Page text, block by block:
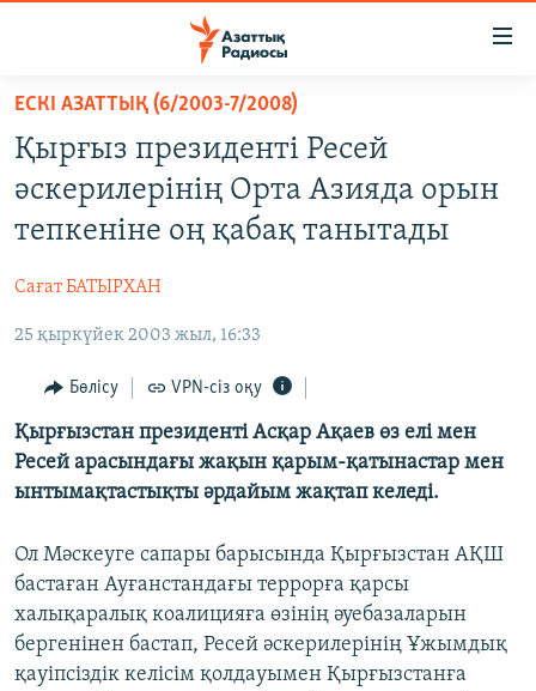
Skip
main
content
main
Skip
Search
САЯСАТ
AZATTYQTV
АДАМ ҚҰҚЫҚТАРЫ
ӘЛЕУМЕТ
ӘЛЕМ
АРНАЙЫ ЖОБАЛАР
Русский
ЖАЗЫЛЫҢЫЗ
Басқа тілдерде
ЕСКІ АЗАТТЫҚ (6/2003-7/2008)
Қырғыз президенті Ресей
әскерилерінің Орта Азияда орын
тепкеніне оң қабақ танытады
Сағат БАТЫРХАН
25 қыркүйек 2003 жыл, 16:33
Бөлісу VPN-сіз оқу
Қырғызстан президенті Асқар Ақаев өз елі мен
Ресей арасындағы жақын қарым-қатынастар мен
ынтымақтастықты әрдайым жақтап келеді.
Ол Мәскеуге сапары барысында Қырғызстан АҚШ
бастаған Ауғанстандағы террорға қарсы
халықаралық коалицияға өзінің әуебазаларын
бергенінен бастап, Ресей әскерилерінің Ұжымдық
қауіпсіздік келісім қолдауымен Қырғызстанға